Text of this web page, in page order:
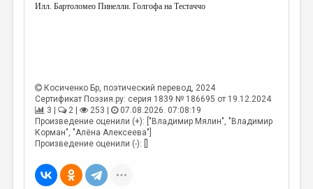
Илл. Бартоломео Пинелли. Голгофа на Тестаччо
Косиченко Бр , поэтический перевод, 2024
Сертификат Поэзия.ру: серия 1839 № 186695 от 19.12.2024
3 |
2 | 253 |
07.08.2026. 07:08:19
Произведение оценили (+): ["Владимир Мялин", "Владимир
Корман", "Алёна Алексеева"]
Произведение оценили (-): []